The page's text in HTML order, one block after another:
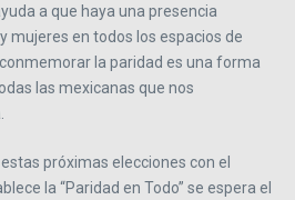
a que haya una presencia
mujeres en todos los espacios de
la paridad es una forma
las mexicanas que nos
próximas elecciones con el
la “Paridad en Todo” se espera el